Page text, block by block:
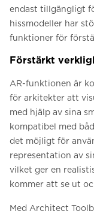
endast tillgängligt
hissmodeller har
funktioner för
Förstärkt
AR-funktionen är
för arkitekter att
med hjälp av sina
kompatibel med
det möjligt för
representation av
vilket ger en
kommer att se ut
Med Architect